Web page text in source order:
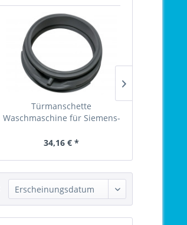
Türmanschette
Waschmaschine für Siemens-
34,16 € *